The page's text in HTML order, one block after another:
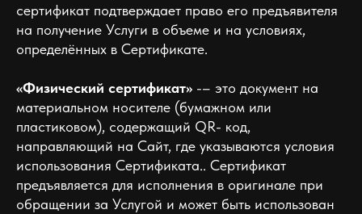
сертификат подтверждает право его предъявителя
на получение Услуги в объеме и на условиях,
определённых в Сертификате.
«Физический сертификат» -– это документ на
материальном носителе (бумажном или
пластиковом), содержащий QR- код,
направляющий на Сайт, где указываются условия
использования Сертификата.. Сертификат
предъявляется для исполнения в оригинале при
обращении за Услугой и может быть использован